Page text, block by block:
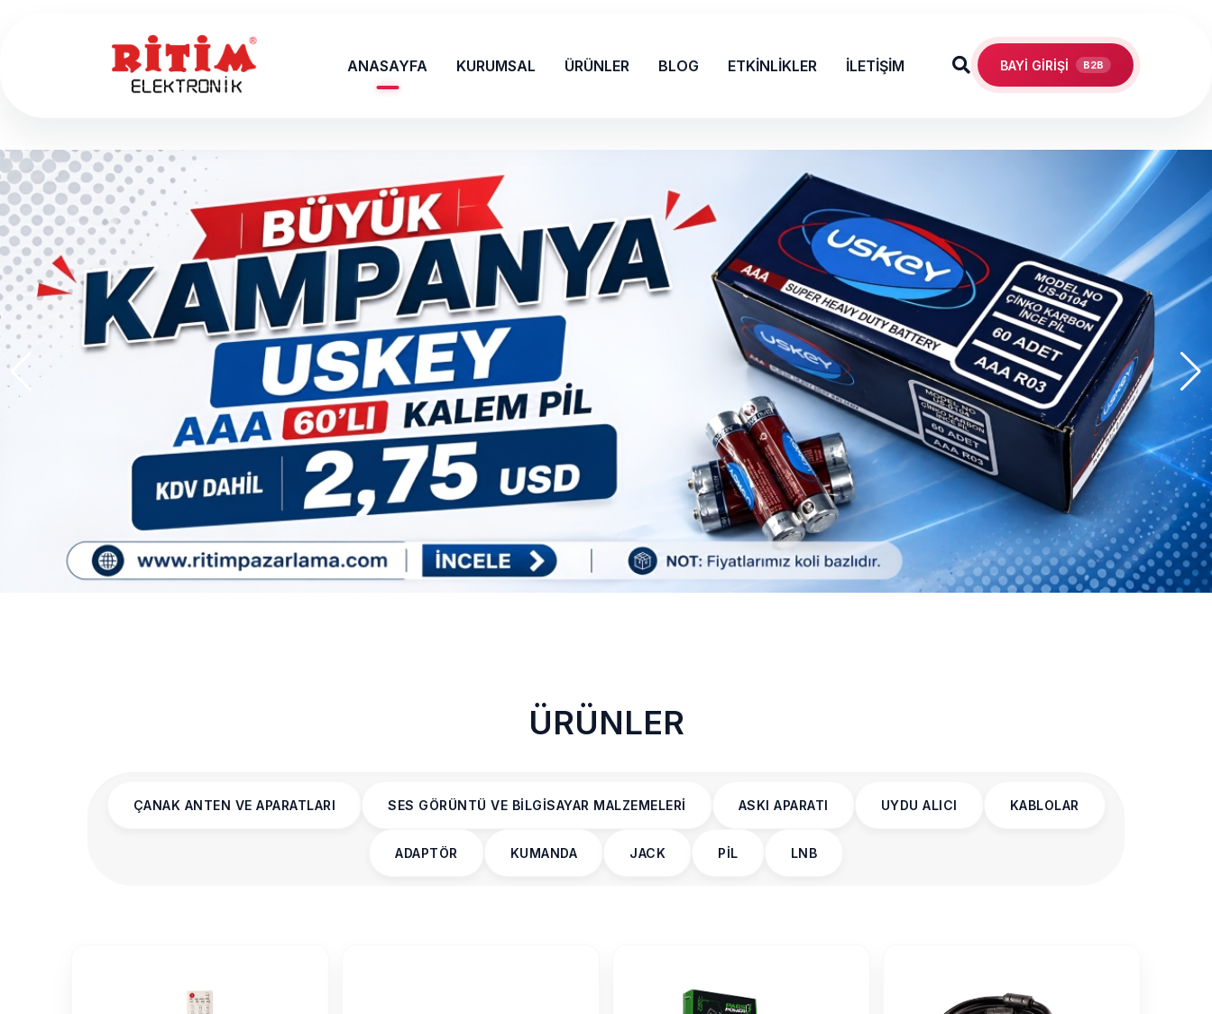
ANASAYFA KURUMSAL ÜRÜNLER BLOG ETKİNLİKLER İLETİŞİM BAYİ GİRİŞİ B2B
ÜRÜNLER
ÇANAK ANTEN VE APARATLARI SES GÖRÜNTÜ VE BİLGİSAYAR MALZEMELERİ ASKI APARATI UYDU ALICI KABLOLAR
ADAPTÖR KUMANDA JACK PİL LNB